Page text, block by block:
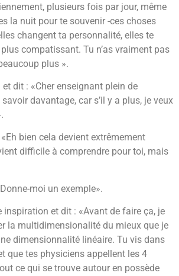
plusieurs fois par jour, même
la nuit pour te souvenir -ces choses
changent ta personnalité, elles te
compatissant. Tu n’as vraiment pas
plus ».
dit : «Cher enseignant plein de
davantage, car s’il y a plus, je veux
bien cela devient extrêmement
difficile à comprendre pour toi, mais
moi un exemple».
inspiration et dit : «Avant de faire ça, je
la multidimensionalité du mieux que je
dimensionnalité linéaire. Tu vis dans
que tes physiciens appellent les 4
ce qui se trouve autour en possède